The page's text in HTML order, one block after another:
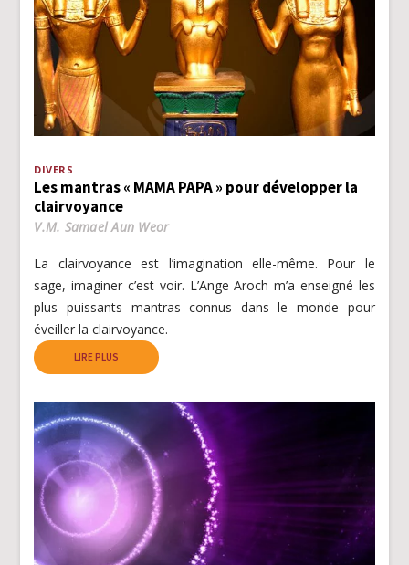
DIVERS
Les mantras « MAMA PAPA » pour développer la
clairvoyance
V.M. Samael Aun Weor
La clairvoyance est l’imagination elle-même. Pour le
sage, imaginer c’est voir. L’Ange Aroch m’a enseigné les
plus puissants mantras connus dans le monde pour
éveiller la clairvoyance.
LIRE PLUS